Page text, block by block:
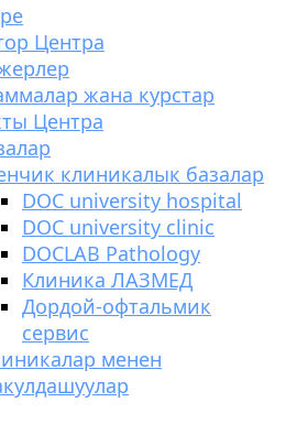
Центра
жана курстар
Центра
клиникалык базалар
DOC university hospital
DOC university clinic
DOCLAB Pathology
Клиника ЛАЗМЕД
Дордой-офтальмик
сервис
менен